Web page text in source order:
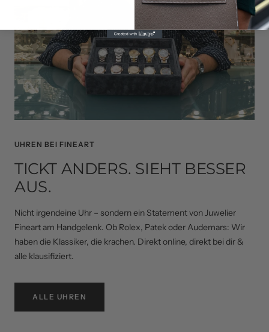
UHREN BEI FINEART
TICKT ANDERS. SIEHT BESSER
AUS.
Nicht irgendeine Uhr – sondern ein Statement von Juwelier
Fineart am Handgelenk. Ob Rolex, Patek oder Audemars: Wir
haben die Klassiker, die krachen. Direkt online, direkt bei dir &
alle klausifiziert.
ALLE UHREN